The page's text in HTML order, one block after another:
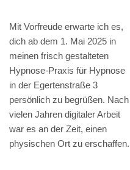
Mit Vorfreude erwarte ich es,
dich ab dem 1. Mai 2025 in
meinen frisch gestalteten
Hypnose-Praxis für Hypnose
in der Egertenstraße 3
persönlich zu begrüßen. Nach
vielen Jahren digitaler Arbeit
war es an der Zeit, einen
physischen Ort zu erschaffen.